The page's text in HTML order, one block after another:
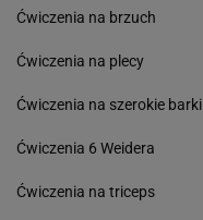
Ćwiczenia na brzuch
Ćwiczenia na plecy
Ćwiczenia na szerokie barki
Ćwiczenia 6 Weidera
Ćwiczenia na triceps